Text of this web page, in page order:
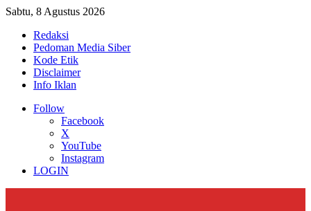
Sabtu, 8 Agustus 2026
Redaksi
Pedoman Media Siber
Kode Etik
Disclaimer
Info Iklan
Follow
Facebook
X
YouTube
Instagram
LOGIN